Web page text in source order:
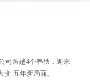
司跨越4个春秋，迎来
五年新局面。